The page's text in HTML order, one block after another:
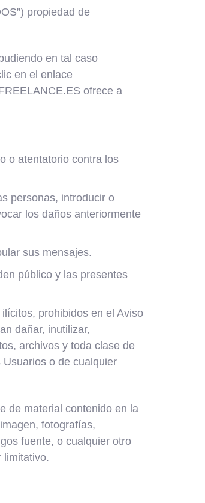
propiedad de
en tal caso
en el enlace
ofrece a
o atentatorio contra los
personas, introducir o
los daños anteriormente
sus mensajes.
público y las presentes
prohibidos en el Aviso
dañar, inutilizar,
archivos y toda clase de
o de cualquier
de material contenido en la
fotografías,
fuente, o cualquier otro
limitativo.